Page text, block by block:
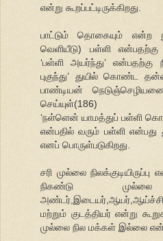
என்று கூறப்பட்டிருக்கிறது.
பாட்டும் தொகையும் என்ற
வெளியீடு) பள்ளி
‘பள்ளி அயர்ந்து’ என்பதற்கு
புகுந்து’ துயில் கொண்ட
பாண்டியன்
செய்யுள்(186)
‘நள்ளென் யாமத்துப் பள்ளி
என்பதில் வரும் பள்ளி
எனப் பொருள்படுகிறது.
சரி முல்லை
நிகண்டு
மற்றும் குடத்தியர் என்று
முல்லை நில மக்கள் இல்லை